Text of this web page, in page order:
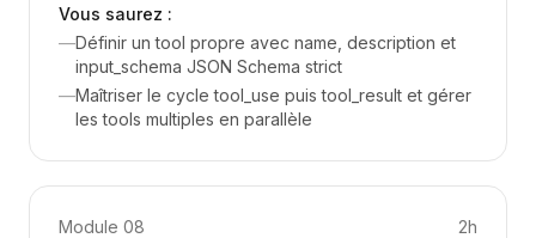
Vous saurez :
—Définir un tool propre avec name, description et
input_schema JSON Schema strict
—Maîtriser le cycle tool_use puis tool_result et gérer
les tools multiples en parallèle
Module 08 2h